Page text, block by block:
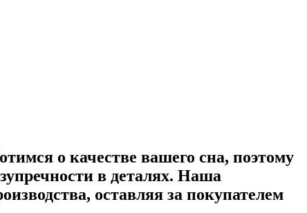
о качестве вашего сна, поэтому
в деталях. Наша
оставляя за покупателем